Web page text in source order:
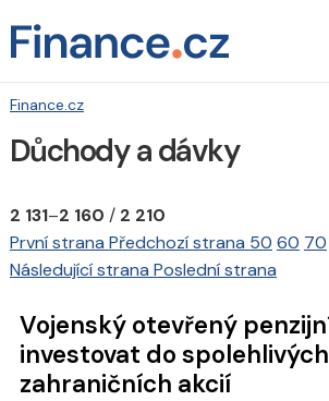
Finance.cz
Důchody a dávky
2 131–2 160 / 2 210
První strana Předchozí strana 50 60 70
Následující strana Poslední strana
Vojenský otevřený penzijní fond může
investovat do spolehlivých
zahraničních akcií